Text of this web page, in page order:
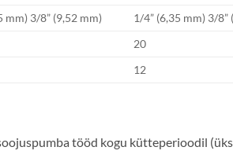
mm) 3/8” (9,52 mm) 1/4” (6,35 mm) 3/8”
20
12
tööd kogu kütteperioodil